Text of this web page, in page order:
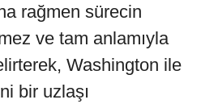
rağmen sürecin
ve tam anlamıyla
Washington ile
bir uzlaşı